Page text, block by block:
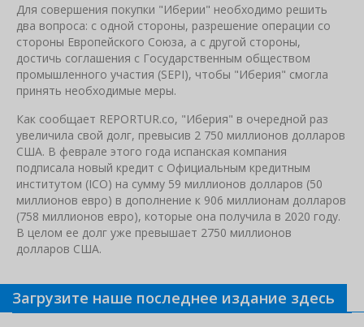
Для совершения покупки "Иберии" необходимо решить
два вопроса: с одной стороны, разрешение операции со
стороны Европейского Союза, а с другой стороны,
достичь соглашения с Государственным обществом
промышленного участия (SEPI), чтобы "Иберия" смогла
принять необходимые меры.
Как сообщает REPORTUR.co, "Иберия" в очередной раз
увеличила свой долг, превысив 2 750 миллионов долларов
США. В феврале этого года испанская компания
подписала новый кредит с Официальным кредитным
институтом (ICO) на сумму 59 миллионов долларов (50
миллионов евро) в дополнение к 906 миллионам долларов
(758 миллионов евро), которые она получила в 2020 году.
В целом ее долг уже превышает 2750 миллионов
долларов США.
Связанные новости
Загрузите наше последнее издание здесь